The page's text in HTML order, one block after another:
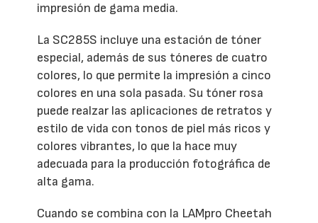
impresión de gama media.
La SC285S incluye una estación de tóner
especial, además de sus tóneres de cuatro
colores, lo que permite la impresión a cinco
colores en una sola pasada. Su tóner rosa
puede realzar las aplicaciones de retratos y
estilo de vida con tonos de piel más ricos y
colores vibrantes, lo que la hace muy
adecuada para la producción fotográfica de
alta gama.
Cuando se combina con la LAMpro Cheetah